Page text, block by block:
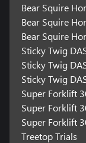
Bear Squire
Bear Squire
Bear Squire
Sticky Twig
Sticky Twig
Sticky Twig
Super Forklift
Super Forklift
Super Forklift
Treetop Trials